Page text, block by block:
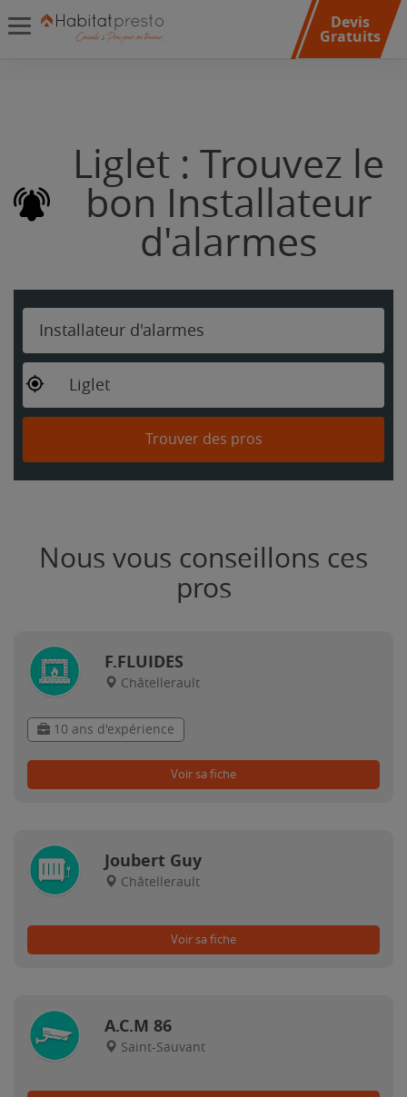
Devis
Gratuits
Liglet : Trouvez le
bon Installateur
d'alarmes
Installateur d'alarmes
Liglet
Trouver des pros
Nous vous conseillons ces
pros
F.FLUIDES
Châtellerault
10 ans d'expérience
Voir sa fiche
Joubert Guy
Châtellerault
Voir sa fiche
A.C.M 86
Saint-Sauvant